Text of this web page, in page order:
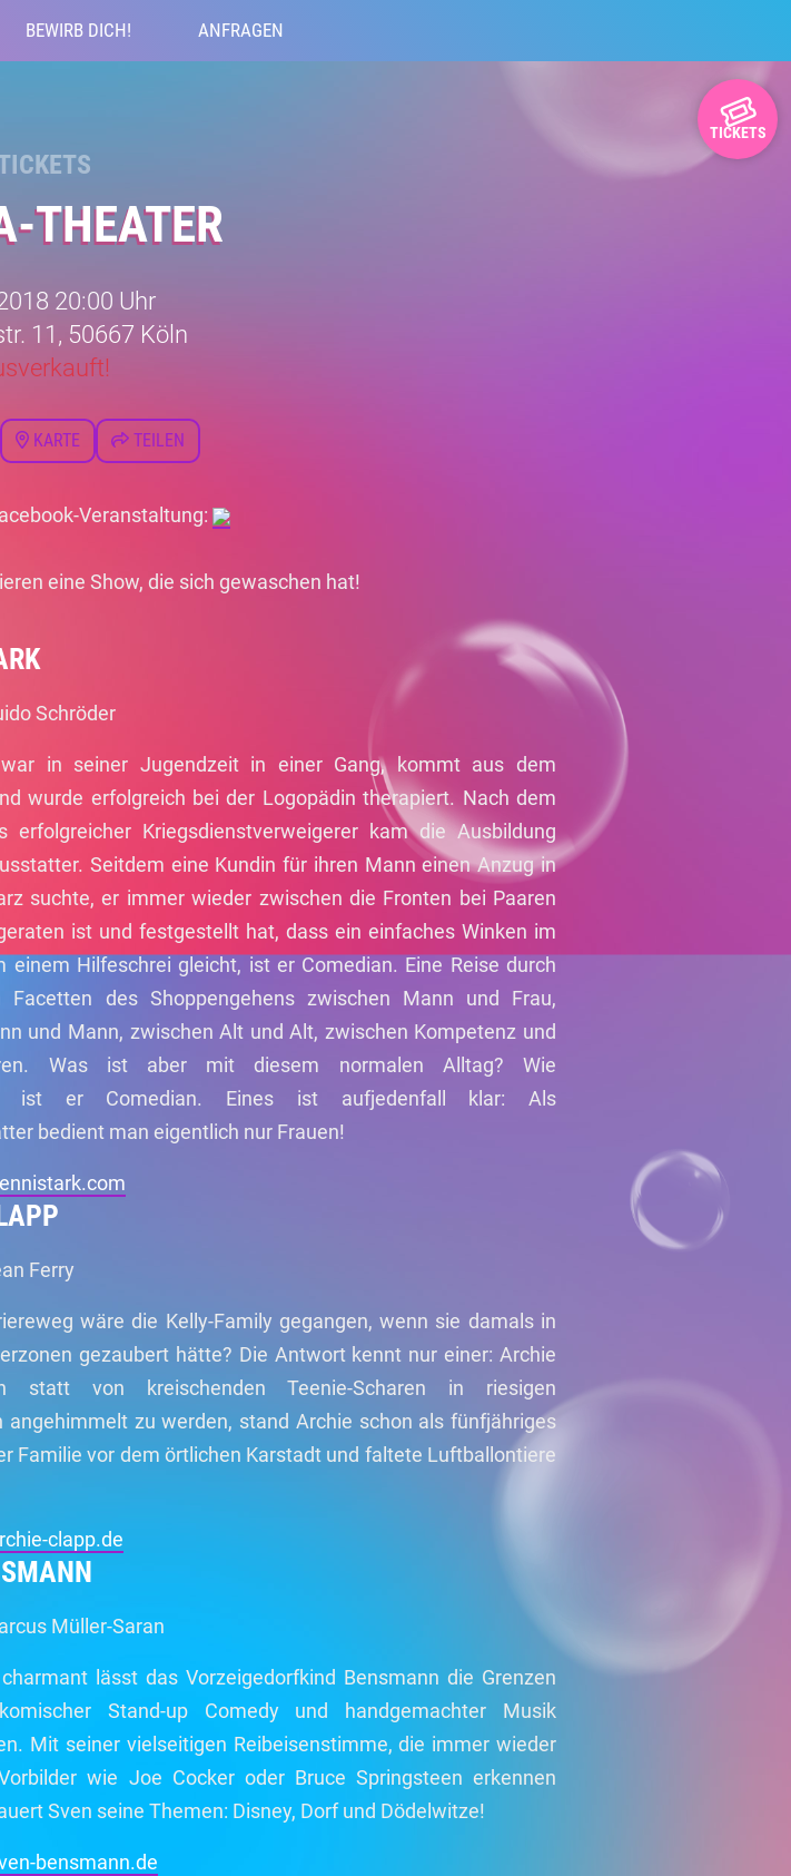
BEWIRB DICH! ANFRAGEN
TICKETS
THEATER
20:00 Uhr
11, 50667 Köln
KARTE TEILEN
Veranstaltung:
eine Show, die sich gewaschen hat!
Schröder
in seiner Jugendzeit in einer Gang, kommt aus dem
wurde erfolgreich bei der Logopädin therapiert. Nach dem
erfolgreicher Kriegsdienstverweigerer kam die Ausbildung
Seitdem eine Kundin für ihren Mann einen Anzug in
suchte, er immer wieder zwischen die Fronten bei Paaren
ist und festgestellt hat, dass ein einfaches Winken im
einem Hilfeschrei gleicht, ist er Comedian. Eine Reise durch
Facetten des Shoppengehens zwischen Mann und Frau,
und Mann, zwischen Alt und Alt, zwischen Kompetenz und
Was ist aber mit diesem normalen Alltag? Wie
ist er Comedian. Eines ist aufjedenfall klar: Als
bedient man eigentlich nur Frauen!
Ferry
wäre die Kelly-Family gegangen, wenn sie damals in
gezaubert hätte? Die Antwort kennt nur einer: Archie
statt von kreischenden Teenie-Scharen in riesigen
angehimmelt zu werden, stand Archie schon als fünfjähriges
Familie vor dem örtlichen Karstadt und faltete Luftballontiere
clapp.de
Müller-Saran
lässt das Vorzeigedorfkind Bensmann die Grenzen
Stand-up Comedy und handgemachter Musik
Mit seiner vielseitigen Reibeisenstimme, die immer wieder
wie Joe Cocker oder Bruce Springsteen erkennen
Sven seine Themen: Disney, Dorf und Dödelwitze!
bensmann.de